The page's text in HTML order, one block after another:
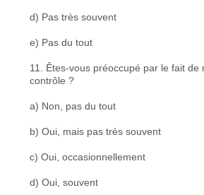
d) Pas très souvent
e) Pas du tout
11. Êtes-vous préoccupé par le fait de
contrôle ?
a) Non, pas du tout
b) Oui, mais pas très souvent
c) Oui, occasionnellement
d) Oui, souvent